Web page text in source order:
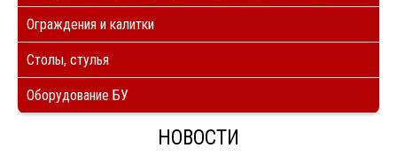
Ограждения и калитки
Столы, стулья
Оборудование БУ
НОВОСТИ